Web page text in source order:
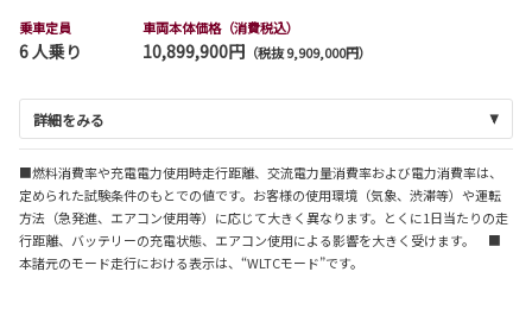
乗車定員
6 人乗り
車両本体価格（消費税込）
10,899,900円 （税抜 9,909,000円）
詳細をみる
■燃料消費率や充電電力使用時走行距離、交流電力量消費率および電力消費率は、
定められた試験条件のもとでの値です。お客様の使用環境（気象、渋滞等）や運転
方法（急発進、エアコン使用等）に応じて大きく異なります。とくに1日当たりの走
行距離、バッテリーの充電状態、エアコン使用による影響を大きく受けます。 ■
本諸元のモード走行における表示は、“WLTCモード”です。